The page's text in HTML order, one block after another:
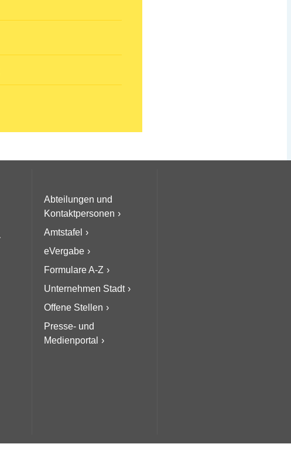
Abteilungen und
Kontaktpersonen
Amtstafel
eVergabe
Formulare A-Z
Unternehmen Stadt
Offene Stellen
Presse- und
Medienportal